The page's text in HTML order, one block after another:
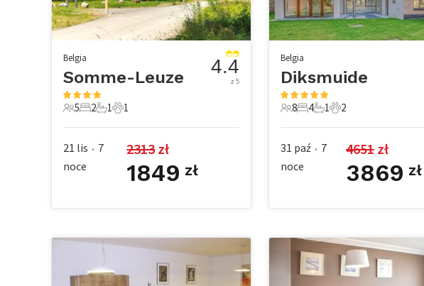
Belgia
Somme-Leuze
5 Goście
5
2 Sypialnie
2
1 Łazienka
1
1 Zwierzę domowe
1
4.4
z 5
21 lis • 7
noce
2313 zł
1849 zł
Belgia
Diksmuide
8 Goście
8
4 Sypialnie
4
1 Łazienka
1
2 Zwierzęta domowe
2
31 paź • 7
noce
4651 zł
3869 zł